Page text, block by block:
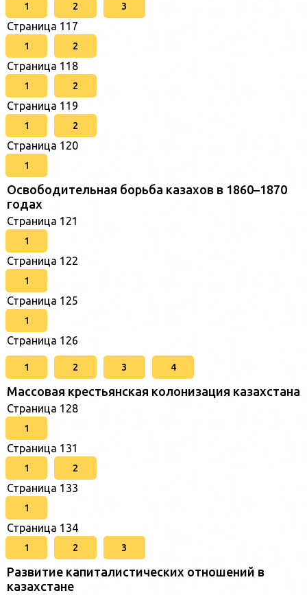
1 2 3
Страница 117
1 2
Страница 118
1 2
Страница 119
1 2
Страница 120
1
Освободительная борьба казахов в 1860–1870
годах
Страница 121
1
Страница 122
1
Страница 125
1
Страница 126
1 2 3 4
Массовая крестьянская колонизация казахстана
Страница 128
1
Страница 131
1 2
Страница 133
1
Страница 134
1 2 3
Развитие капиталистических отношений в
казахстане